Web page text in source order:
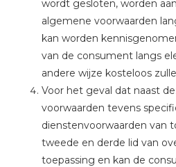
wordt gesloten, worden
algemene voorwaarden
kan worden
van de consument langs
andere wijze kosteloos
Voor het geval dat naast
voorwaarden tevens
dienstenvoorwaarden van
tweede en derde lid van
toepassing en kan de